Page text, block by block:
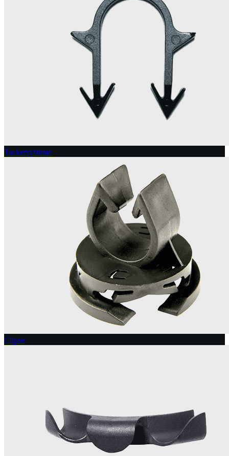
Tackersysteme
Clipse